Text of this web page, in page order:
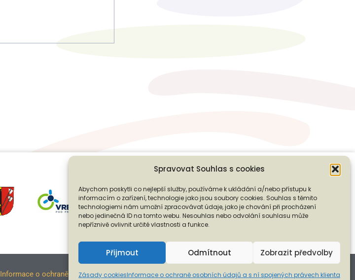
Spravovat Souhlas s cookies
Abychom poskytli co nejlepší služby, používáme k ukládání a/nebo přístupu k
informacím o zařízení, technologie jako jsou soubory cookies. Souhlas s těmito
technologiemi nám umožní zpracovávat údaje, jako je chování při procházení
nebo jedinečná ID na tomto webu. Nesouhlas nebo odvolání souhlasu může
nepříznivě ovlivnit určité vlastnosti a funkce.
Přijmout Odmítnout Zobrazit předvolby
Zásady cookiesInformace o ochraně osobních údajů a s ní spojených právech klienta
Informace o ochraně osobních údajů a s ní spojených právech klienta
PODPOŘTE NÁS